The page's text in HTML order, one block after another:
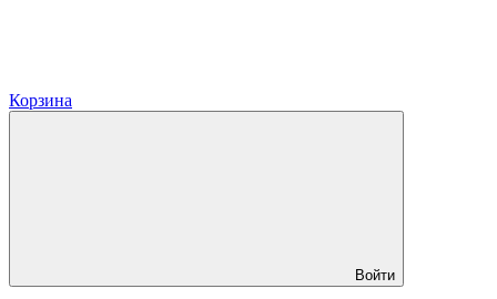
Корзина
Войти